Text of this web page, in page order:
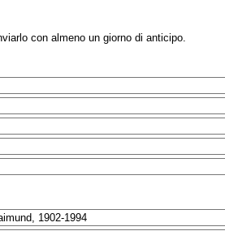
con almeno un giorno di anticipo.